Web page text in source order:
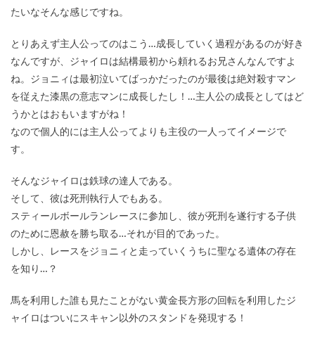
たいなそんな感じですね。
とりあえず主人公ってのはこう…成長していく過程があるのが好き
なんですが、ジャイロは結構最初から頼れるお兄さんなんですよ
ね。ジョニィは最初泣いてばっかだったのが最後は絶対殺すマン
を従えた漆黒の意志マンに成長したし！…主人公の成長としてはど
うかとはおもいますがね！
なので個人的には主人公ってよりも主役の一人ってイメージで
す。
そんなジャイロは鉄球の達人である。
そして、彼は死刑執行人でもある。
スティールボールランレースに参加し、彼が死刑を遂行する子供
のために恩赦を勝ち取る…それが目的であった。
しかし、レースをジョニィと走っていくうちに聖なる遺体の存在
を知り…？
馬を利用した誰も見たことがない黄金長方形の回転を利用したジ
ャイロはついにスキャン以外のスタンドを発現する！